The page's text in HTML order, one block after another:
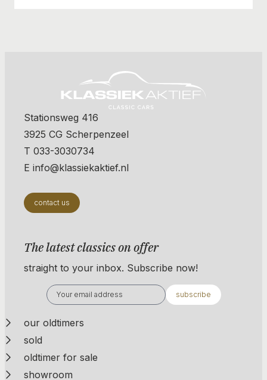
Stationsweg 416
3925 CG Scherpenzeel
T 033-3030734
E info@klassiekaktief.nl
contact us
The latest classics on offer
straight to your inbox. Subscribe now!
subscribe
our oldtimers
sold
oldtimer for sale
showroom